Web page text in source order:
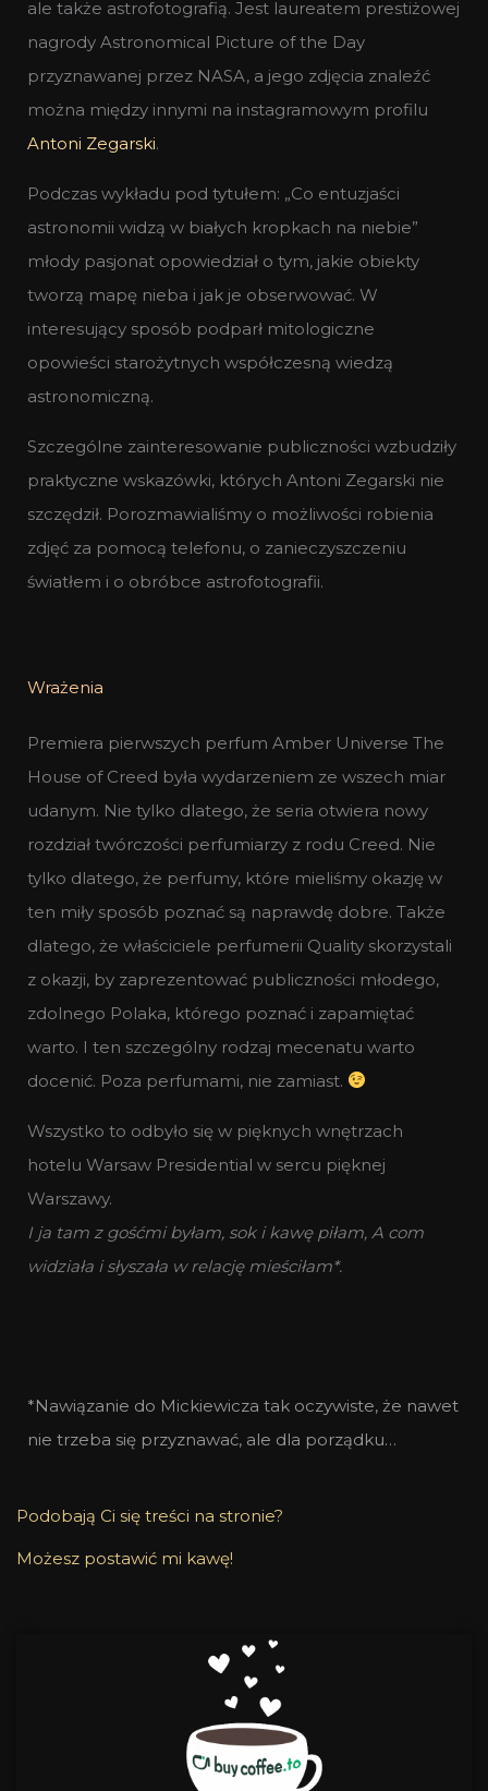
ale także astrofotografią. Jest laureatem prestiżowej
nagrody Astronomical Picture of the Day
przyznawanej przez NASA, a jego zdjęcia znaleźć
można między innymi na instagramowym profilu
Antoni Zegarski.
Podczas wykładu pod tytułem: „Co entuzjaści
astronomii widzą w białych kropkach na niebie”
młody pasjonat opowiedział o tym, jakie obiekty
tworzą mapę nieba i jak je obserwować. W
interesujący sposób podparł mitologiczne
opowieści starożytnych współczesną wiedzą
astronomiczną.
Szczególne zainteresowanie publiczności wzbudziły
praktyczne wskazówki, których Antoni Zegarski nie
szczędził. Porozmawialiśmy o możliwości robienia
zdjęć za pomocą telefonu, o zanieczyszczeniu
światłem i o obróbce astrofotografii.
Wrażenia
Premiera pierwszych perfum Amber Universe The
House of Creed była wydarzeniem ze wszech miar
udanym. Nie tylko dlatego, że seria otwiera nowy
rozdział twórczości perfumiarzy z rodu Creed. Nie
tylko dlatego, że perfumy, które mieliśmy okazję w
ten miły sposób poznać są naprawdę dobre. Także
dlatego, że właściciele perfumerii Quality skorzystali
z okazji, by zaprezentować publiczności młodego,
zdolnego Polaka, którego poznać i zapamiętać
warto. I ten szczególny rodzaj mecenatu warto
docenić. Poza perfumami, nie zamiast.
Wszystko to odbyło się w pięknych wnętrzach
hotelu Warsaw Presidential w sercu pięknej
Warszawy.
I ja tam z gośćmi byłam, sok i kawę piłam, A com
widziała i słyszała w relację mieściłam*.
*Nawiązanie do Mickiewicza tak oczywiste, że nawet
nie trzeba się przyznawać, ale dla porządku…
Podobają Ci się treści na stronie?
Możesz postawić mi kawę!